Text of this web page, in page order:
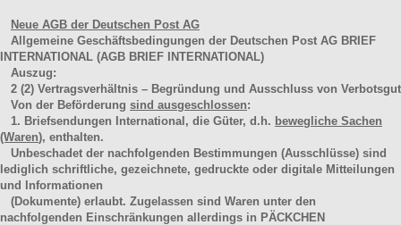
Neue AGB der Deutschen Post AG
Allgemeine Geschäftsbedingungen der Deutschen Post AG BRIEF
INTERNATIONAL (AGB BRIEF INTERNATIONAL)
Auszug:
2 (2) Vertragsverhältnis – Begründung und Ausschluss von Verbotsgut
Von der Beförderung sind ausgeschlossen:
1. Briefsendungen International, die Güter, d.h. bewegliche Sachen
(Waren), enthalten.
Unbeschadet der nachfolgenden Bestimmungen (Ausschlüsse) sind
lediglich schriftliche, gezeichnete, gedruckte oder digitale Mitteilungen
und Informationen
(Dokumente) erlaubt. Zugelassen sind Waren unter den
nachfolgenden Einschränkungen allerdings in PÄCKCHEN